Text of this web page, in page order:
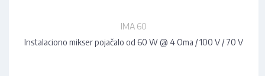
IMA 60
Instalaciono mikser pojačalo od 60 W @ 4 Oma / 100 V / 70 V